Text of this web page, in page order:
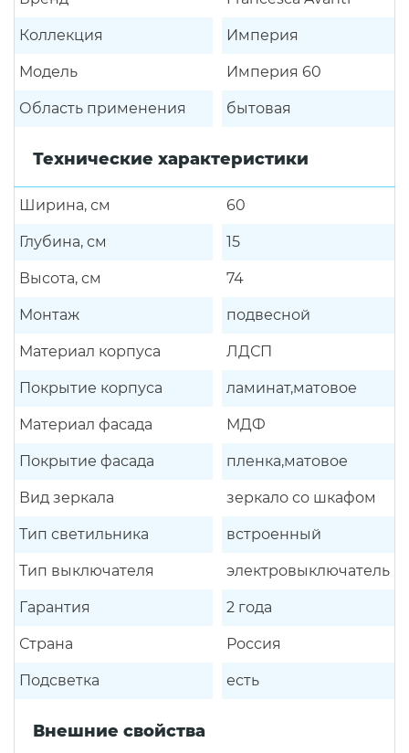
Коллекция Империя
Модель Империя 60
Область применения бытовая
Технические характеристики
Ширина, см 60
Глубина, см 15
Высота, см 74
Монтаж подвесной
Материал корпуса ЛДСП
Покрытие корпуса ламинат,матовое
Материал фасада МДФ
Покрытие фасада пленка,матовое
Вид зеркала зеркало со шкафом
Тип светильника встроенный
Тип выключателя электровыключатель
Гарантия 2 года
Страна Россия
Подсветка есть
Внешние свойства